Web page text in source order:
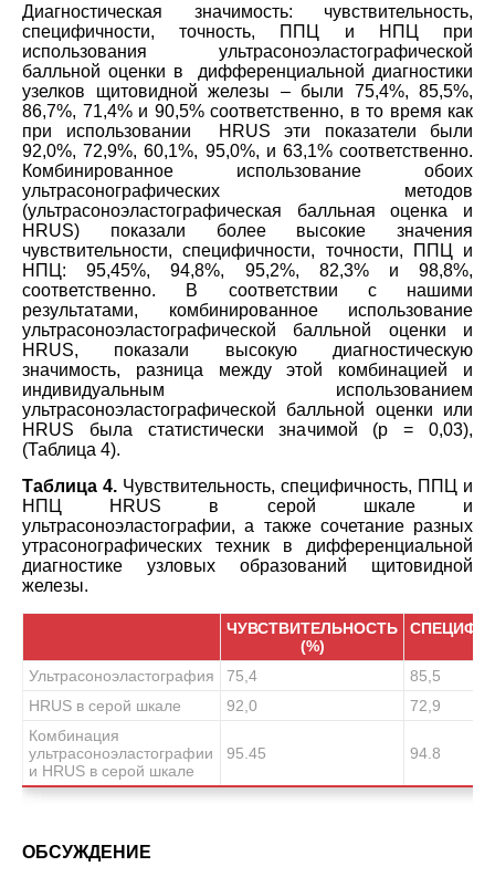
Диагностическая значимость: чувствительность,
специфичности, точность, ППЦ и НПЦ при
использования ультрасоноэластографической
балльной оценки в дифференциальной диагностики
узелков щитовидной железы – были 75,4%, 85,5%,
86,7%, 71,4% и 90,5% соответственно, в то время как
при использовании HRUS эти показатели были
92,0%, 72,9%, 60,1%, 95,0%, и 63,1% соответственно.
Комбинированное использование обоих
ультрасонографических методов
(ультрасоноэластографическая балльная оценка и
HRUS) показали более высокие значения
чувствительности, специфичности, точности, ППЦ и
НПЦ: 95,45%, 94,8%, 95,2%, 82,3% и 98,8%,
соответственно. В соответствии с нашими
результатами, комбинированное использование
ультрасоноэластографической балльной оценки и
HRUS, показали высокую диагностическую
значимость, разница между этой комбинацией и
индивидуальным использованием
ультрасоноэластографической балльной оценки или
HRUS была статистически значимой (р = 0,03),
(Таблица 4).
Таблица 4. Чувствительность, специфичность, ППЦ и
НПЦ HRUS в серой шкале и
ультрасоноэластографии, а также сочетание разных
утрасонографических техник в дифференциальной
диагностике узловых образований щитовидной
железы.
ЧУВСТВИТЕЛЬНОСТЬ
(%)
Ультрасоноэластография
75,4
85,5
HRUS в серой шкале
92,0
72,9
Комбинация
ультрасоноэластографии
и HRUS в серой шкале
95.45 94.8
ОБСУЖДЕНИЕ